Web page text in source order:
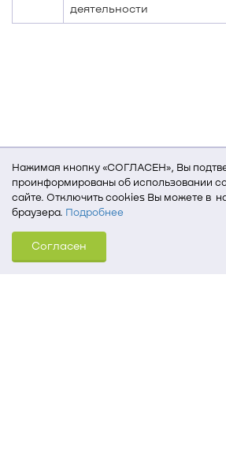
Нажимая кнопку «СОГЛАСЕН», Вы
проинформированы об использовании
сайте. Отключить cookies Вы можете в
браузера. Подробнее
Для того, чтобы мы могли качественно
услуги, мы используем cookies, которые
на Вашем компьютере (Сведения о
Согласен
деятельности